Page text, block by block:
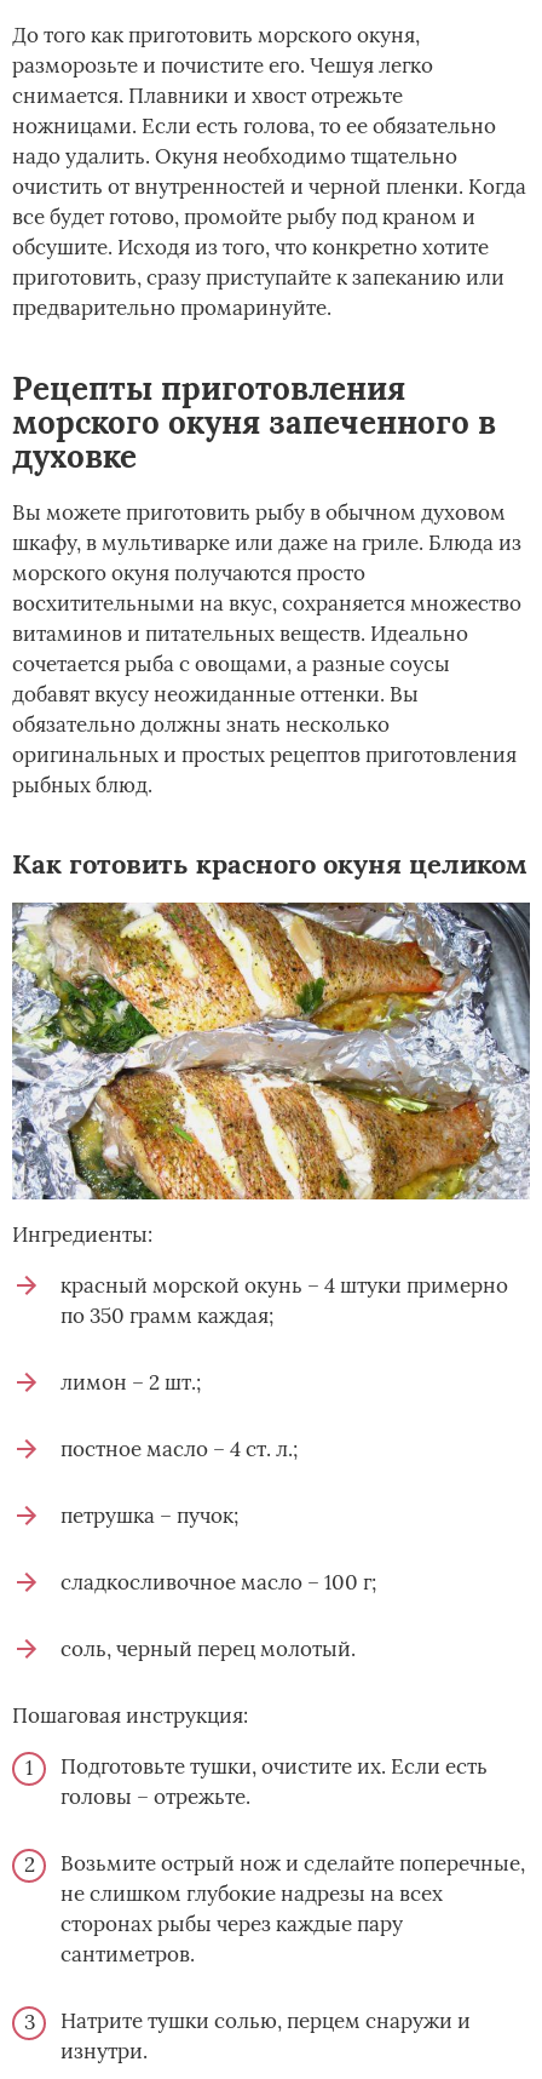
До того как приготовить морского окуня,
разморозьте и почистите его. Чешуя легко
снимается. Плавники и хвост отрежьте
ножницами. Если есть голова, то ее обязательно
надо удалить. Окуня необходимо тщательно
очистить от внутренностей и черной пленки. Когда
все будет готово, промойте рыбу под краном и
обсушите. Исходя из того, что конкретно хотите
приготовить, сразу приступайте к запеканию или
предварительно промаринуйте.
Рецепты приготовления
морского окуня запеченного в
духовке
Вы можете приготовить рыбу в обычном духовом
шкафу, в мультиварке или даже на гриле. Блюда из
морского окуня получаются просто
восхитительными на вкус, сохраняется множество
витаминов и питательных веществ. Идеально
сочетается рыба с овощами, а разные соусы
добавят вкусу неожиданные оттенки. Вы
обязательно должны знать несколько
оригинальных и простых рецептов приготовления
рыбных блюд.
Как готовить красного окуня целиком
Ингредиенты:
красный морской окунь – 4 штуки примерно
по 350 грамм каждая;
лимон – 2 шт.;
постное масло – 4 ст. л.;
петрушка – пучок;
сладкосливочное масло – 100 г;
соль, черный перец молотый.
Пошаговая инструкция:
Подготовьте тушки, очистите их. Если есть
головы – отрежьте.
Возьмите острый нож и сделайте поперечные,
не слишком глубокие надрезы на всех
сторонах рыбы через каждые пару
сантиметров.
Натрите тушки солью, перцем снаружи и
изнутри.